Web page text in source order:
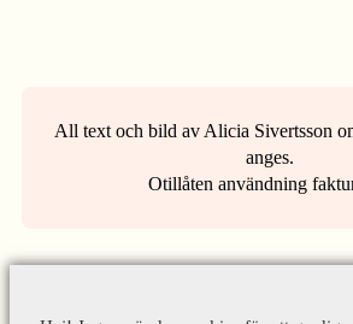
All text och bild av Alicia Sivertsson
anges.
Otillåten användning